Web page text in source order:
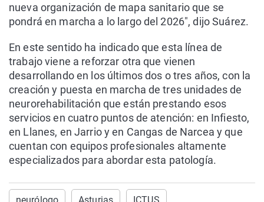
nueva organización de mapa sanitario que se
pondrá en marcha a lo largo del 2026", dijo Suárez.
En este sentido ha indicado que esta línea de
trabajo viene a reforzar otra que vienen
desarrollando en los últimos dos o tres años, con la
creación y puesta en marcha de tres unidades de
neurorehabilitación que están prestando esos
servicios en cuatro puntos de atención: en Infiesto,
en Llanes, en Jarrio y en Cangas de Narcea y que
cuentan con equipos profesionales altamente
especializados para abordar esta patología.